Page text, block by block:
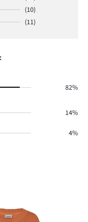
(10)
(11)
82%
14%
4%